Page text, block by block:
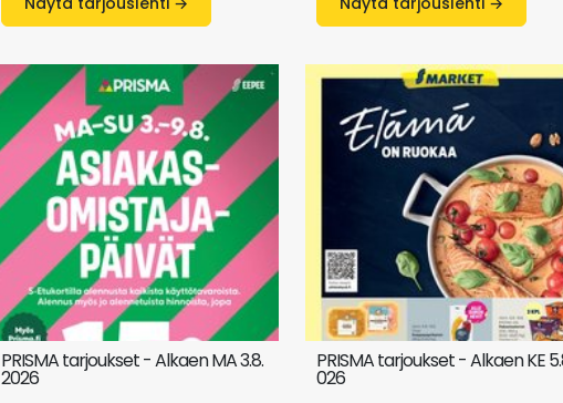
PRISMA tarjoukset - Alkaen MA 3.8.
2026
PRISMA tarjoukset - Alkaen KE
026